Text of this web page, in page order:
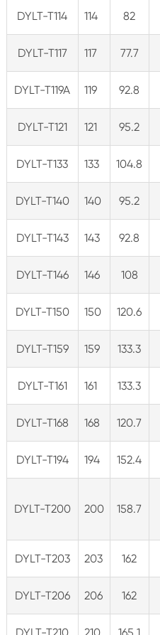
DYLT-T114 114 82
DYLT-T117 117 77.7
DYLT-T119A 119 92.8
DYLT-T121 121 95.2
DYLT-T133 133 104.8
DYLT-T140 140 95.2
DYLT-T143 143 92.8
DYLT-T146 146 108
DYLT-T150 150 120.6
DYLT-T159 159 133.3
DYLT-T161 161 133.3
DYLT-T168 168 120.7
DYLT-T194 194 152.4
DYLT-T200 200 158.7
DYLT-T203 203 162
DYLT-T206 206 162
DYLT-T210 210 165.1